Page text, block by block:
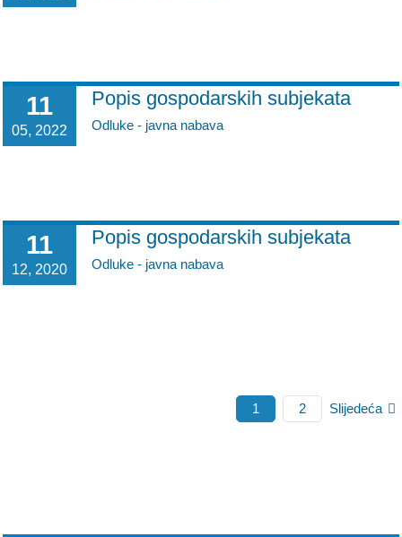
11
05, 2022
Popis gospodarskih subjekata
Odluke - javna nabava
11
12, 2020
Popis gospodarskih subjekata
Odluke - javna nabava
1 2 Slijedeća